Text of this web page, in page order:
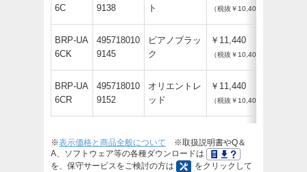
6C
9138
ト
（税抜￥10,400）
BRP-UA
6CK
495718010
9145
ピアノブラッ
ク
￥11,440
（税抜￥10,400）
BRP-UA
6CR
495718010
9152
オリエントレ
ッド
￥11,440
（税抜￥10,400）
※表示価格と商品全般について ※取扱説明書やQ＆
A、ソフトウェア等の各種ダウンロードは
を、保守サービスをご検討の方は
をクリックして